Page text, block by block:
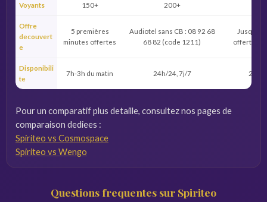
Voyants 150+ 200+
Offre
decouvert
e
5 premières
minutes offertes
Audiotel sans CB : 08 92 68
68 82 (code 1211)
Jusqu'à
offertes à
Disponibili
te
7h-3h du matin 24h/24, 7j/7 24h/
Pour un comparatif plus detaille, consultez nos pages de
comparaison dediees :
Spiriteo vs Cosmospace
Spiriteo vs Wengo
Questions frequentes sur Spiriteo